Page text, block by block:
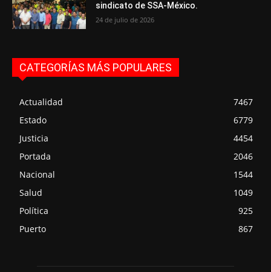
sindicato de SSA-México.
24 de julio de 2026
CATEGORÍAS MÁS POPULARES
Actualidad
7467
Estado
6779
Justicia
4454
Portada
2046
Nacional
1544
Salud
1049
Política
925
Puerto
867